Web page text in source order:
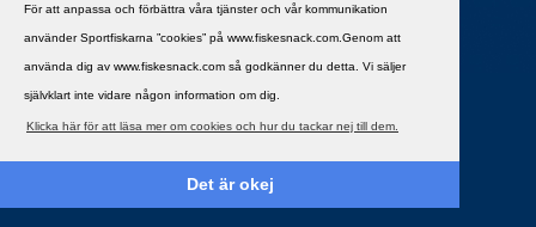
För att anpassa och förbättra våra tjänster och vår kommunikation
använder Sportfiskarna ”cookies” på www.fiskesnack.com.Genom att
använda dig av www.fiskesnack.com så godkänner du detta. Vi säljer
självklart inte vidare någon information om dig.
Klicka här för att läsa mer om cookies och hur du tackar nej till dem.
Det är okej